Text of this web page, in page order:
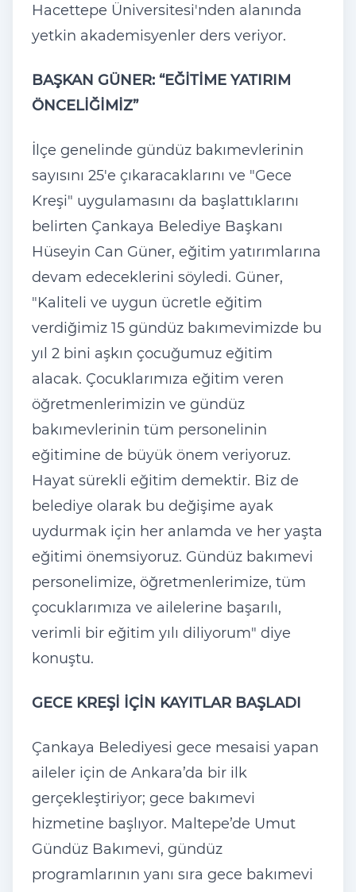
Hacettepe Üniversitesi'nden alanında
yetkin akademisyenler ders veriyor.
BAŞKAN GÜNER: “EĞİTİME YATIRIM
ÖNCELİĞİMİZ”
İlçe genelinde gündüz bakımevlerinin
sayısını 25'e çıkaracaklarını ve "Gece
Kreşi" uygulamasını da başlattıklarını
belirten Çankaya Belediye Başkanı
Hüseyin Can Güner, eğitim yatırımlarına
devam edeceklerini söyledi. Güner,
"Kaliteli ve uygun ücretle eğitim
verdiğimiz 15 gündüz bakımevimizde bu
yıl 2 bini aşkın çocuğumuz eğitim
alacak. Çocuklarımıza eğitim veren
öğretmenlerimizin ve gündüz
bakımevlerinin tüm personelinin
eğitimine de büyük önem veriyoruz.
Hayat sürekli eğitim demektir. Biz de
belediye olarak bu değişime ayak
uydurmak için her anlamda ve her yaşta
eğitimi önemsiyoruz. Gündüz bakımevi
personelimize, öğretmenlerimize, tüm
çocuklarımıza ve ailelerine başarılı,
verimli bir eğitim yılı diliyorum" diye
konuştu.
GECE KREŞİ İÇİN KAYITLAR BAŞLADI
Çankaya Belediyesi gece mesaisi yapan
aileler için de Ankara’da bir ilk
gerçekleştiriyor; gece bakımevi
hizmetine başlıyor. Maltepe’de Umut
Gündüz Bakımevi, gündüz
programlarının yanı sıra gece bakımevi